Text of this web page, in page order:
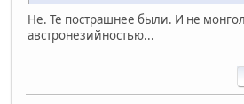
Не. Те пострашнее были. И не
австронезийностью...